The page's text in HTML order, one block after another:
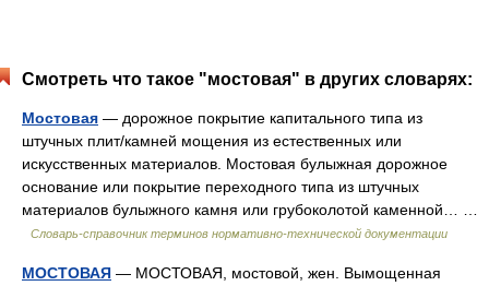
Смотреть что такое "мостовая" в других словарях:
Мостовая — дорожное покрытие капитального типа из
штучных плит/камней мощения из естественных или
искусственных материалов. Мостовая булыжная дорожное
основание или покрытие переходного типа из штучных
материалов булыжного камня или грубоколотой каменной… …
Словарь-справочник терминов нормативно-технической документации
МОСТОВАЯ — МОСТОВАЯ, мостовой, жен. Вымощенная